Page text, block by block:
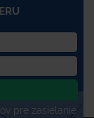
pre zasielanie